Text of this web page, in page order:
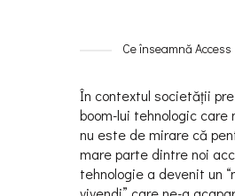
Ce înseamnă
În contextul societăţii
boom-lui tehnologic care
nu este de mirare că
mare parte dintre noi
tehnologie a devenit un